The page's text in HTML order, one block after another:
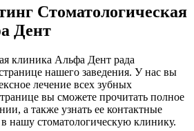
Стоматологическая
Дент
клиника Альфа Дент рада
нашего заведения. У нас вы
лечение всех зубных
вы сможете прочитать полное
а также узнать ее контактные
нашу стоматологическую клинику.